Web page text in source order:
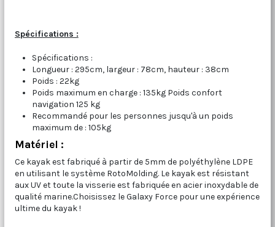
Spécifications :
Spécifications :
Longueur : 295cm, largeur : 78cm, hauteur : 38cm
Poids : 22kg
Poids maximum en charge : 135kg Poids confort
navigation 125 kg
Recommandé pour les personnes jusqu'à un poids
maximum de : 105kg
Matériel :
Ce kayak est fabriqué à partir de 5mm de polyéthylène LDPE
en utilisant le système RotoMolding. Le kayak est résistant
aux UV et toute la visserie est fabriquée en acier inoxydable de
qualité marine.Choisissez le Galaxy Force pour une expérience
ultime du kayak !